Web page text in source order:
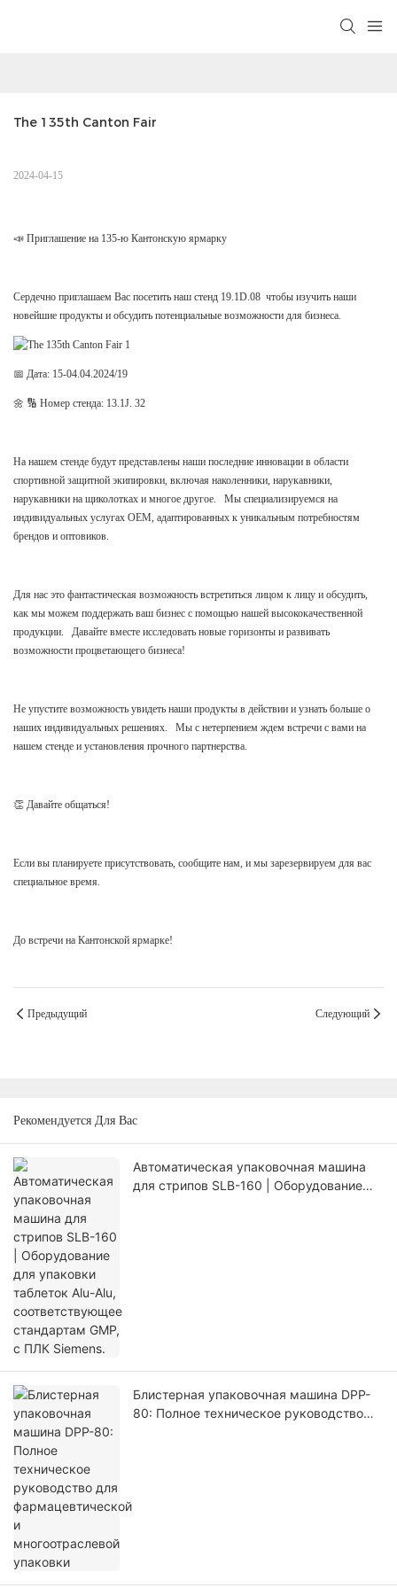
The 135th Canton Fair
2024-04-15
📣 Приглашение на 135-ю Кантонскую ярмарку
Сердечно приглашаем Вас посетить наш стенд 19.1D.08 чтобы изучить наши
новейшие продукты и обсудить потенциальные возможности для бизнеса.
📅 Дата: 15-04.04.2024/19
🌼 🔢 Номер стенда: 13.1J. 32
На нашем стенде будут представлены наши последние инновации в области
спортивной защитной экипировки, включая наколенники, нарукавники,
нарукавники на щиколотках и многое другое. Мы специализируемся на
индивидуальных услугах OEM, адаптированных к уникальным потребностям
брендов и оптовиков.
Для нас это фантастическая возможность встретиться лицом к лицу и обсудить,
как мы можем поддержать ваш бизнес с помощью нашей высококачественной
продукции. Давайте вместе исследовать новые горизонты и развивать
возможности процветающего бизнеса!
Не упустите возможность увидеть наши продукты в действии и узнать больше о
наших индивидуальных решениях. Мы с нетерпением ждем встречи с вами на
нашем стенде и установления прочного партнерства.
👏 Давайте общаться!
Если вы планируете присутствовать, сообщите нам, и мы зарезервируем для вас
специальное время.
До встречи на Кантонской ярмарке!
Предыдущий Следующий
Рекомендуется Для Вас
Автоматическая упаковочная машина
для стрипов SLB-160 | Оборудование
Блистерная упаковочная машина DPP-
80: Полное техническое руководство